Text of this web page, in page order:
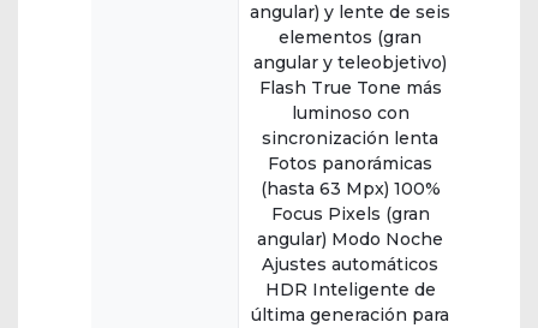
angular) y lente de seis
elementos (gran
angular y teleobjetivo)
Flash True Tone más
luminoso con
sincronización lenta
Fotos panorámicas
(hasta 63 Mpx) 100%
Focus Pixels (gran
angular) Modo Noche
Ajustes automáticos
HDR Inteligente de
última generación para